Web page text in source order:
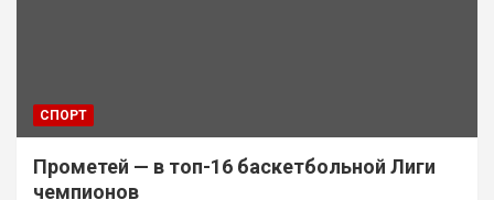
СПОРТ
Прометей — в топ-16 баскетбольной Лиги
чемпионов